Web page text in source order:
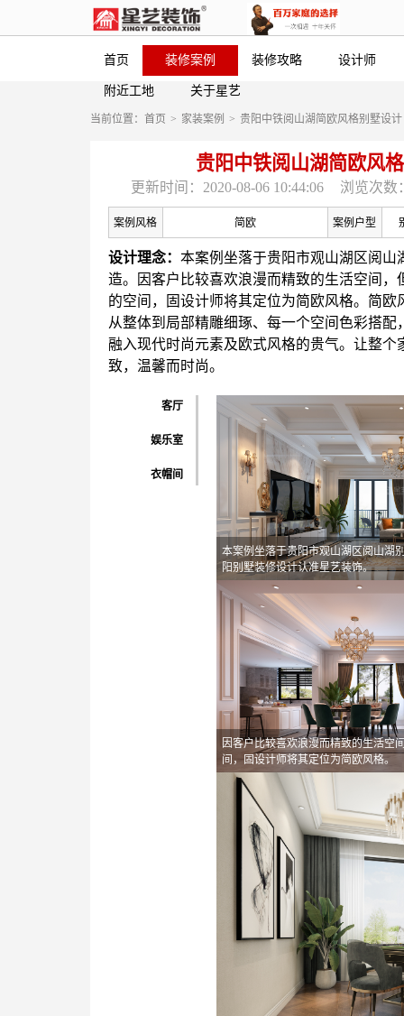
首页 装修案例 装修攻略 设计师
附近工地 关于星艺
当前位置： 首页 > 家装案例 > 贵阳中铁阅山湖简欧风格别墅设
贵阳中铁阅山湖简欧风
更新时间：2020-08-06 10:44:06 浏览次数
案例风格 简欧 案例户型
设计理念： 本案例坐落于贵阳市观山湖区阅山
造。因客户比较喜欢浪漫而精致的生活空间，
的空间，固设计师将其定位为简欧风格。简欧
从整体到局部精雕细琢、每一个空间色彩搭配
融入现代时尚元素及欧式风格的贵气。让整个
致，温馨而时尚。
客厅
娱乐室
衣帽间
本案例坐落于贵阳市观山湖区阅山湖
阳别墅装修设计认准星艺装饰。
因客户比较喜欢浪漫而精致的生活空
间，固设计师将其定位为简欧风格。